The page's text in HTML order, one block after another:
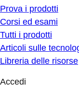
Prova i prodotti
Corsi ed esami
Tutti i prodotti
Articoli sulle
Libreria delle risorse
Accedi